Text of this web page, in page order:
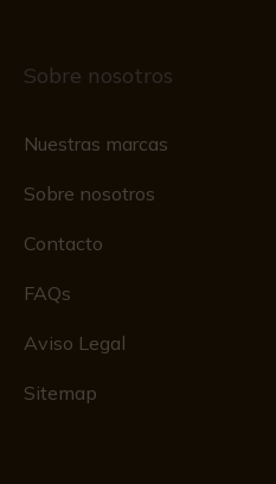
Sobre nosotros
Nuestras marcas
Sobre nosotros
Contacto
FAQs
Aviso Legal
Sitemap